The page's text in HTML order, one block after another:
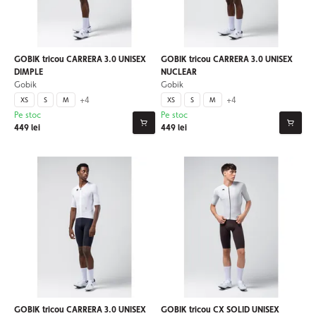
GOBIK tricou CARRERA 3.0 UNISEX
DIMPLE
Gobik
XS S M +4
449 lei
Pe stoc
GOBIK tricou CARRERA 3.0 UNISEX
NUCLEAR
Gobik
XS S M +4
449 lei
Pe stoc
GOBIK tricou CARRERA 3.0 UNISEX GOBIK tricou CX SOLID UNISEX